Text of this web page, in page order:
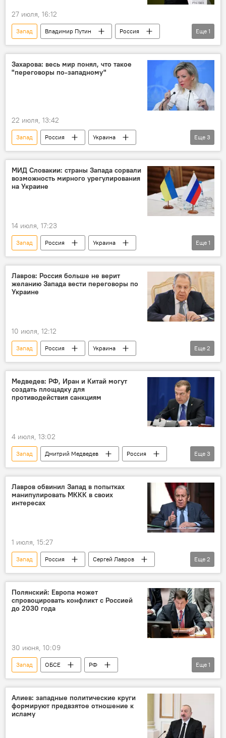
27 июля, 16:12
Запад Владимир Путин
Россия
Противостояние
Еще 1
Захарова: весь мир понял, что такое
"переговоры по-западному"
22 июля, 13:42
Запад Россия
Украина
Мария Захарова
США Переговоры
Еще 3
МИД Словакии: страны Запада сорвали
возможность мирного урегулирования
на Украине
14 июля, 17:23
Запад Россия
Украина
Переговоры
Еще 1
Лавров: Россия больше не верит
желанию Запада вести переговоры по
Украине
10 июля, 12:12
Запад Россия
Украина
Переговоры
Спецоперация России по защите Донбасса
Еще 2
Медведев: РФ, Иран и Китай могут
создать площадку для
противодействия санкциям
4 июля, 13:02
Запад Дмитрий Медведев
Россия
Китай
Иран Санкции
Еще 3
Лавров обвинил Запад в попытках
манипулировать МККК в своих
интересах
1 июля, 15:27
Запад Россия
Сергей Лавров
Международный комитет Красного Креста (МККК)
киевский режим
Еще 2
Полянский: Европа может
спровоцировать конфликт с Россией
до 2030 года
30 июня, 10:09
Запад ОБСЕ
РФ
Дмитрий Полянский
Еще 1
Алиев: западные политические круги
формируют предвзятое отношение к
исламу